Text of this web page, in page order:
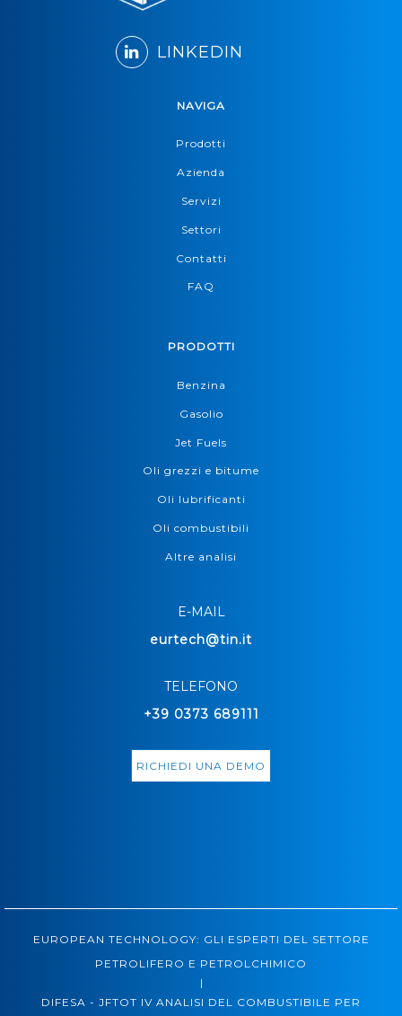
LINKEDIN
NAVIGA
Prodotti
Azienda
Servizi
Settori
Contatti
FAQ
PRODOTTI
Benzina
Gasolio
Jet Fuels
Oli grezzi e bitume
Oli lubrificanti
Oli combustibili
Altre analisi
E-MAIL
eurtech@tin.it
TELEFONO
+39 0373 689111
RICHIEDI UNA DEMO
EUROPEAN TECHNOLOGY: GLI ESPERTI DEL SETTORE
PETROLIFERO E PETROLCHIMICO
|
DIFESA - JFTOT IV ANALISI DEL COMBUSTIBILE PER